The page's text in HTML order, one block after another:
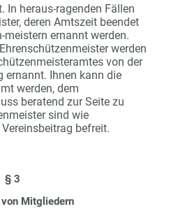
In heraus-ragenden Fällen
deren Amtszeit beendet
meistern ernannt werden.
werden
von der
ernannt. Ihnen kann die
werden, dem
beratend zur Seite zu
sind wie
befreit.
§ 3
Mitgliedern